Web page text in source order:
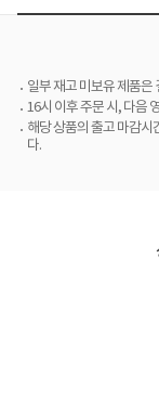
일부 재고 미보유 제품은
16시 이후 주문 시, 다음
해당 상품의 출고 마감시
다.